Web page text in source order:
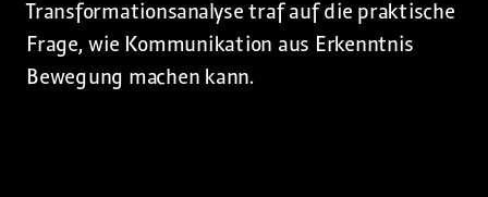
Transformationsanalyse traf auf die praktische
Frage, wie Kommunikation aus Erkenntnis
Bewegung machen kann.